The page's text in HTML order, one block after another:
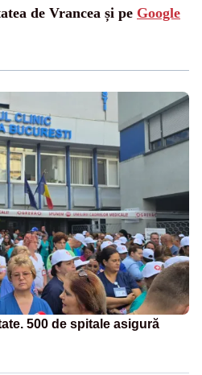
de Vrancea și pe Google
500 de spitale asigură